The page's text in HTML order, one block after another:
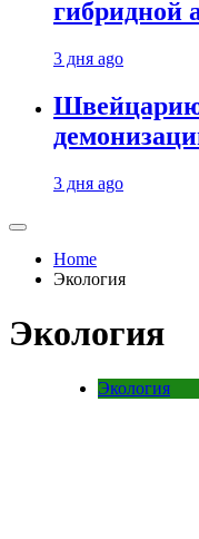
гибридной
3 дня ago
3 дня ago
Home
Экология
Экология
Экология